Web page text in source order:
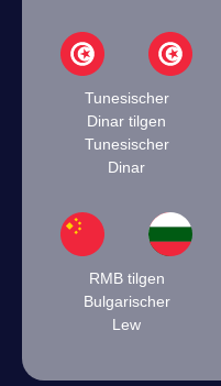
Tunesischer
Dinar tilgen
Tunesischer
Dinar
RMB tilgen
Bulgarischer
Lew